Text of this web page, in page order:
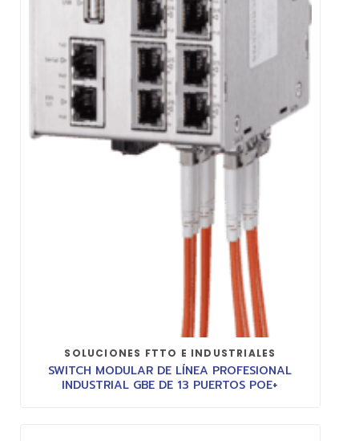
SOLUCIONES FTTO E INDUSTRIALES
SWITCH MODULAR DE LÍNEA PROFESIONAL
INDUSTRIAL GBE DE 13 PUERTOS POE+